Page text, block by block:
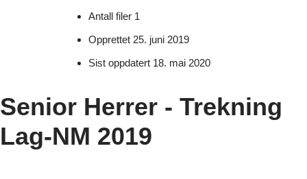
Antall filer 1
Opprettet 25. juni 2019
Sist oppdatert 18. mai 2020
Senior Herrer - Trekning
Lag-NM 2019